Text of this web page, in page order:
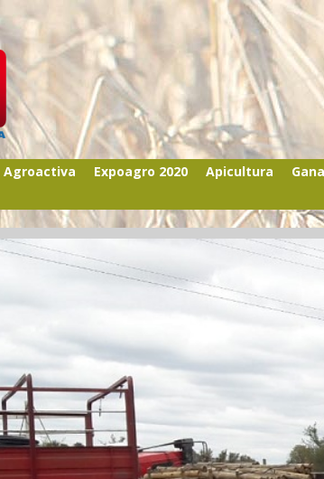
Agroactiva Expoagro 2020 Apicultura